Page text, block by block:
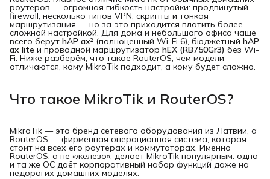
роутеров — огромная гибкость настройки: продвинутый
firewall, несколько типов VPN, скрипты и тонкая
маршрутизация — но за это приходится платить более
сложной настройкой. Для дома и небольшого офиса чаще
всего берут hAP ax² (полноценный Wi-Fi 6), бюджетный hAP
ax lite и проводной маршрутизатор hEX (RB750Gr3) без Wi-
Fi. Ниже разберём, что такое RouterOS, чем модели
отличаются, кому MikroTik подходит, а кому будет сложно.
Что такое MikroTik и RouterOS?
MikroTik — это бренд сетевого оборудования из Латвии, а
RouterOS — фирменная операционная система, которая
стоит на всех его роутерах и коммутаторах. Именно
RouterOS, а не «железо», делает MikroTik популярным: одна
и та же ОС даёт корпоративный набор функций даже на
недорогих домашних моделях.